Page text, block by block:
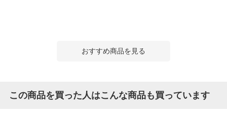
おすすめ商品を見る
この商品を買った人はこんな商品も買っています